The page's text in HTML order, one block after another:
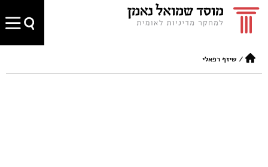
/ שיזף רפאלי